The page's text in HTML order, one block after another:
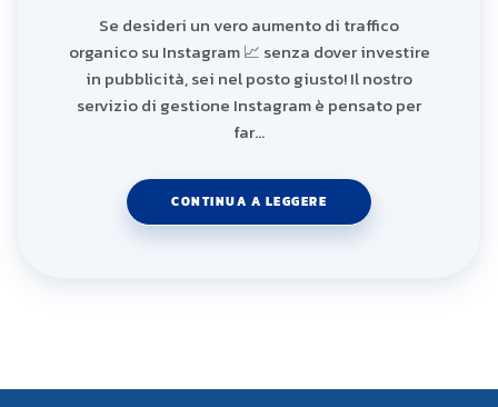
Se desideri un vero aumento di traffico
organico su Instagram 📈 senza dover investire
in pubblicità, sei nel posto giusto! Il nostro
servizio di gestione Instagram è pensato per
far…
CONTINUA A LEGGERE